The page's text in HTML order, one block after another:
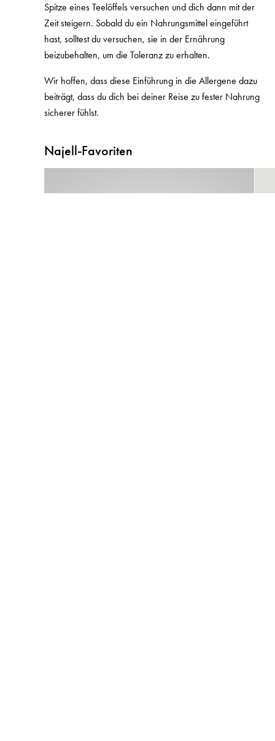
Spitze eines Teelöffels versuchen und dich dann mit der
Zeit steigern. Sobald du ein Nahrungsmittel eingeführt
hast, solltest du versuchen, sie in der Ernährung
beizubehalten, um die Toleranz zu erhalten.
Wir hoffen, dass diese Einführung in die Allergene dazu
beiträgt, dass du dich bei deiner Reise zu fester Nahrung
sicherer fühlst.
Najell-Favoriten